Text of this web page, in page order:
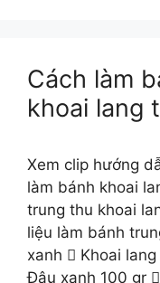
Cách làm
khoai lang
Xem clip hướng
làm bánh khoai
trung thu khoai
liệu làm bánh
xanh  Khoai
Đậu xanh 100 gr